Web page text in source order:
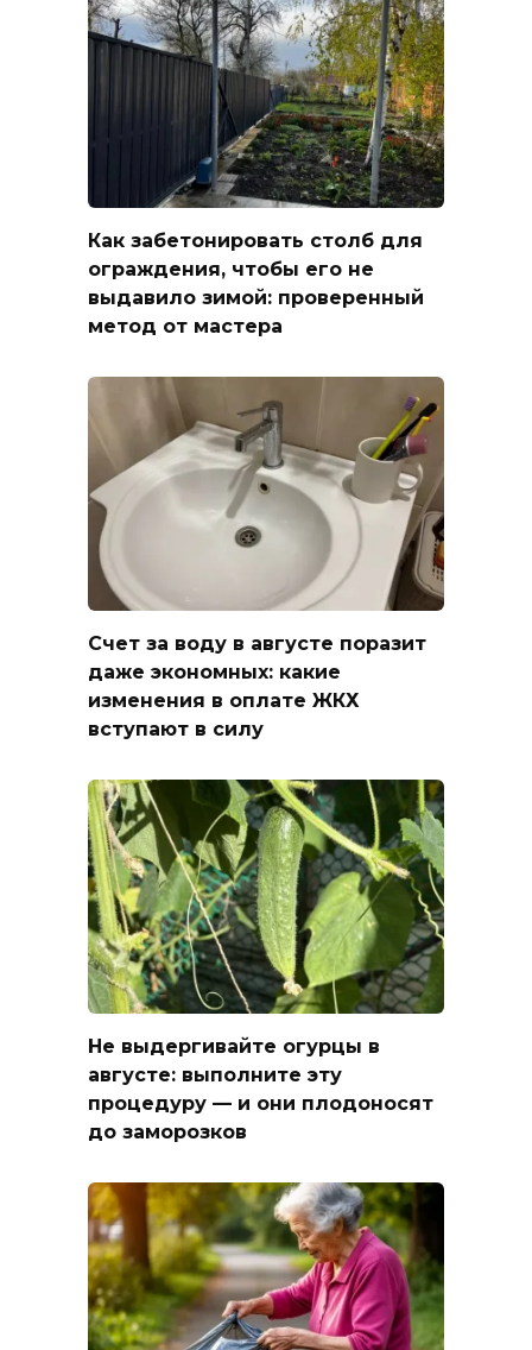
Как забетонировать столб для
ограждения, чтобы его не
выдавило зимой: проверенный
метод от мастера
Счет за воду в августе поразит
даже экономных: какие
изменения в оплате ЖКХ
вступают в силу
Не выдергивайте огурцы в
августе: выполните эту
процедуру — и они плодоносят
до заморозков